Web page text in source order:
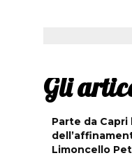
Gli
Parte da Capri
Limoncello